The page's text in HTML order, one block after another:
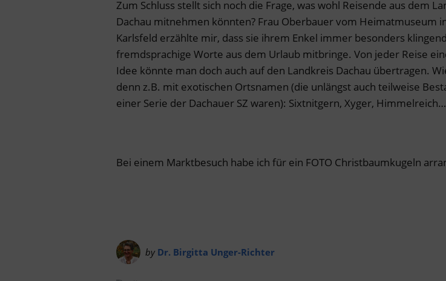
Zum Schluss stellt sich noch die Frage, was wohl Reisende aus dem
Dachau mitnehmen könnten? Frau Oberbauer vom Heimatmuseum
Karlsfeld erzählte mir, dass sie ihrem Enkel immer besonders
fremdsprachige Worte aus dem Urlaub mitbringe. Von jeder Reise
Idee könnte man doch auch auf den Landkreis Dachau übertragen.
denn z.B. mit exotischen Ortsnamen (die unlängst auch teilweise
einer Serie der Dachauer SZ waren): Sixtnitgern, Xyger, Himmelreich…
Bei einem Marktbesuch habe ich für ein FOTO Christbaumkugeln
by Dr. Birgitta Unger-Richter